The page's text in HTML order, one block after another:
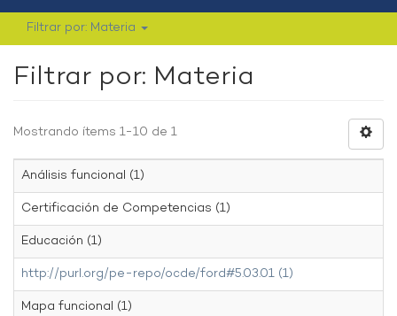
Filtrar por: Materia
Filtrar por: Materia
Mostrando ítems 1-10 de 1
Análisis funcional (1)
Certificación de Competencias (1)
Educación (1)
http://purl.org/pe-repo/ocde/ford#5.03.01 (1)
Mapa funcional (1)